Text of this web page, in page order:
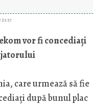
vor fi concediaţi
care urmează să fie
după bunul plac